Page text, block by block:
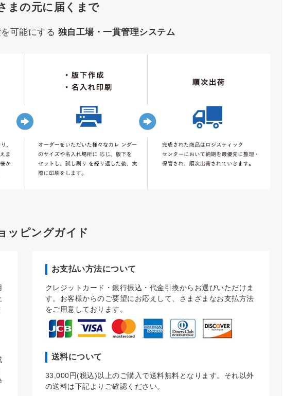
まの元に届くまで
可能にする 独自工場・一貫管理システム
ッピングガイド
お支払い方法について
クレジットカード・銀行振込・代金引換からお選びいただけま
す。お客様からのご要望にお応えして、さまざまなお支払方法
をご用意しております。
送料について
33,000円(税込)以上のご購入で送料無料となります。それ以外
の送料は下記よりご確認ください。